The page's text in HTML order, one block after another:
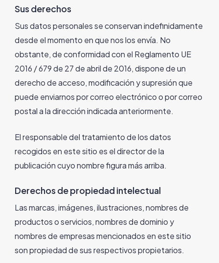
Sus derechos
Sus datos personales se conservan indefinidamente
desde el momento en que nos los envía. No
obstante, de conformidad con el Reglamento UE
2016 / 679 de 27 de abril de 2016, dispone de un
derecho de acceso, modificación y supresión que
puede enviarnos por correo electrónico o por correo
postal a la dirección indicada anteriormente.
El responsable del tratamiento de los datos
recogidos en este sitio es el director de la
publicación cuyo nombre figura más arriba.
Derechos de propiedad intelectual
Las marcas, imágenes, ilustraciones, nombres de
productos o servicios, nombres de dominio y
nombres de empresas mencionados en este sitio
son propiedad de sus respectivos propietarios.